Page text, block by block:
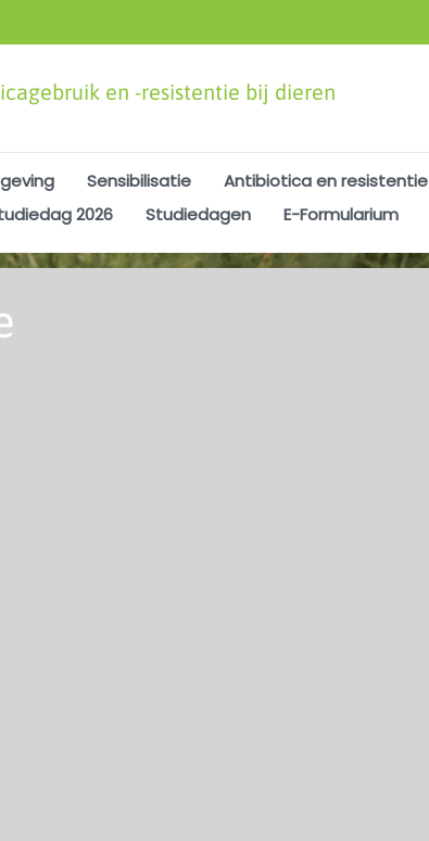
en -resistentie bij dieren
Sensibilisatie
Antibiotica en resistentie
2026 Studiedagen E-Formularium